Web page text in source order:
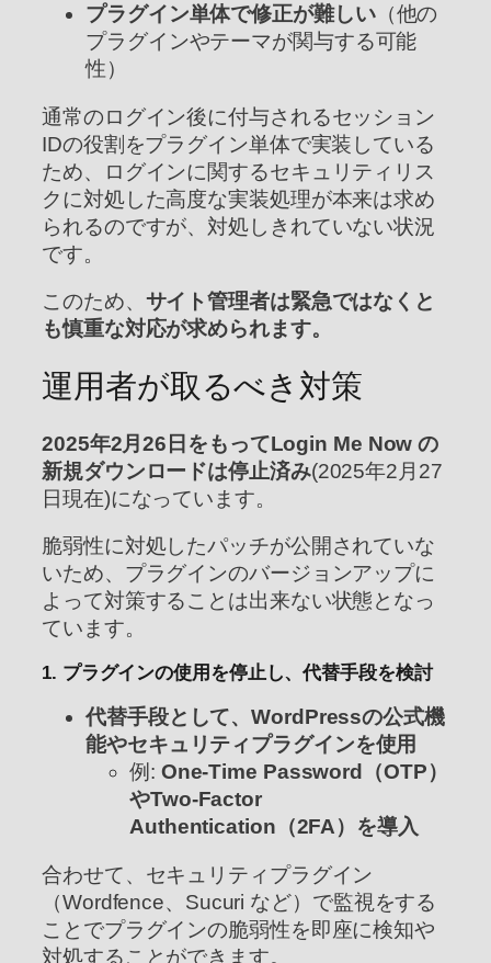
プラグイン単体で修正が難しい（他の
プラグインやテーマが関与する可能
性）
通常のログイン後に付与されるセッション
IDの役割をプラグイン単体で実装している
ため、ログインに関するセキュリティリス
クに対処した高度な実装処理が本来は求め
られるのですが、対処しきれていない状況
です。
このため、 サイト管理者は緊急ではなくと
も慎重な対応が求められます。
運用者が取るべき対策
2025年2月26日をもってLogin Me Now の
新規ダウンロードは停止済み(2025年2月27
日現在)になっています。
脆弱性に対処したパッチが公開されていな
いため、プラグインのバージョンアップに
よって対策することは出来ない状態となっ
ています。
1. プラグインの使用を停止し、代替手段を検討
代替手段として、WordPressの公式機
能やセキュリティプラグインを使用
例: One-Time Password（OTP）
やTwo-Factor
Authentication（2FA）を導入
合わせて、セキュリティプラグイン
（Wordfence、Sucuri など）で監視をする
ことでプラグインの脆弱性を即座に検知や
対処することができます。